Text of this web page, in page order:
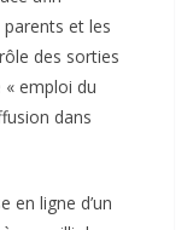
et les
des sorties
emploi du
dans
en ligne d’un